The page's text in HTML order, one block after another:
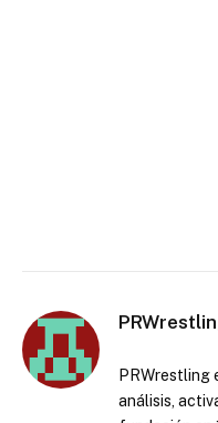
PRWrestling
análisis,